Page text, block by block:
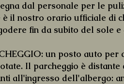
dal personale per le
è il nostro orario ufficiale di
fin da subito del sole e
un posto auto
Il parcheggio è
all'ingresso dell'albergo: